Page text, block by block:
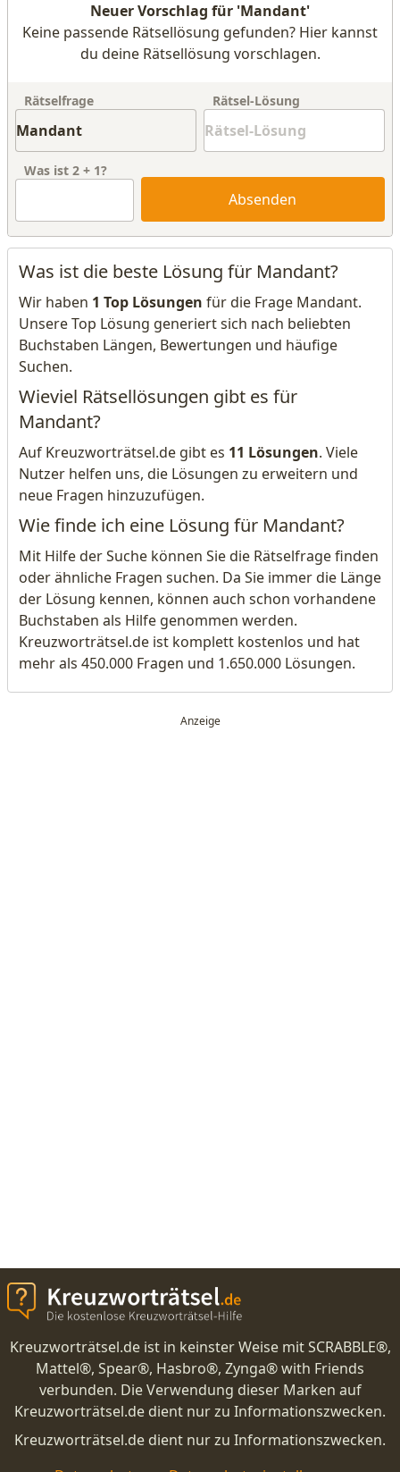
Neuer Vorschlag für 'Mandant'
Keine passende Rätsellösung gefunden? Hier kannst
du deine Rätsellösung vorschlagen.
Rätselfrage Rätsel-Lösung
Was ist 2 + 1?
Absenden
Was ist die beste Lösung für Mandant?
Wir haben 1 Top Lösungen für die Frage Mandant.
Unsere Top Lösung generiert sich nach beliebten
Buchstaben Längen, Bewertungen und häufige
Suchen.
Wieviel Rätsellösungen gibt es für
Mandant?
Auf Kreuzworträtsel.de gibt es 11 Lösungen. Viele
Nutzer helfen uns, die Lösungen zu erweitern und
neue Fragen hinzuzufügen.
Wie finde ich eine Lösung für Mandant?
Mit Hilfe der Suche können Sie die Rätselfrage finden
oder ähnliche Fragen suchen. Da Sie immer die Länge
der Lösung kennen, können auch schon vorhandene
Buchstaben als Hilfe genommen werden.
Kreuzworträtsel.de ist komplett kostenlos und hat
mehr als 450.000 Fragen und 1.650.000 Lösungen.
Kreuzworträtsel.de ist in keinster Weise mit SCRABBLE®,
Mattel®, Spear®, Hasbro®, Zynga® with Friends
verbunden. Die Verwendung dieser Marken auf
Kreuzworträtsel.de dient nur zu Informationszwecken.
Kreuzworträtsel.de dient nur zu Informationszwecken.